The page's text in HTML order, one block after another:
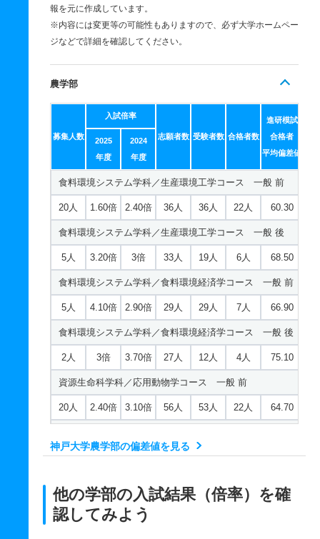
報を元に作成しています。
※内容には変更等の可能性もありますので、必ず大学ホームペー
ジなどで詳細を確認してください。
農学部
募集人数
入試倍率
志願者数 受験者数 合格者数
進研模試
合格者
平均偏差値
2025
年度
2024
年度
食料環境システム学科／生産環境工学コース 一般 前
20人 1.60倍 2.40倍 36人 36人 22人 60.30
食料環境システム学科／生産環境工学コース 一般 後
5人 3.20倍 3倍 33人 19人 6人 68.50
食料環境システム学科／食料環境経済学コース 一般 前
5人 4.10倍 2.90倍 29人 29人 7人 66.90
食料環境システム学科／食料環境経済学コース 一般 後
2人 3倍 3.70倍 27人 12人 4人 75.10
資源生命科学科／応用動物学コース 一般 前
20人 2.40倍 3.10倍 56人 53人 22人 64.70
6人 3.60倍 3.30倍 44人 25人 7人 71.30
21人 1.50倍 2.80倍
神戸大学農学部の偏差値を見る
他の学部の入試結果（倍率）を確
認してみよう